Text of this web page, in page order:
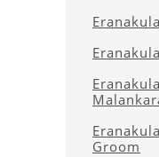
Groom